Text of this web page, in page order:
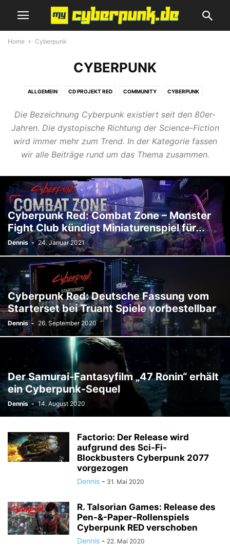
Home Cyberpunk
CYBERPUNK
ALLGEMEIN CD PROJEKT RED COMMUNITY CYBERPUNK
REVIEWS SCI-FI FILME & SERIEN SCIENCE-FICTION SPIELEMESSE
THE WITCHER ZUKUNFT SCHON HEUTE
Die Bezeichnung Cyberpunk existiert seit den 80er-
Jahren. Die dystopische Richtung der Science-Fiction
wird immer mehr zum Trend. In der Kategorie fassen
wir alle Beiträge rund um das Thema zusammen.
Cyberpunk Red: Combat Zone – Monster
Fight Club kündigt Miniaturenspiel für...
Dennis - 24. Januar 2021
Cyberpunk Red: Deutsche Fassung vom
Starterset bei Truant Spiele vorbestellbar
Dennis - 26. September 2020
Der Samurai-Fantasyfilm „47 Ronin“ erhält
ein Cyberpunk-Sequel
Dennis - 14. August 2020
Factorio: Der Release wird
aufgrund des Sci-Fi-
Blockbusters Cyberpunk 2077
vorgezogen
Dennis - 31. Mai 2020
R. Talsorian Games: Release des
Pen-&-Paper-Rollenspiels
Cyberpunk RED verschoben
Dennis - 22. Mai 2020